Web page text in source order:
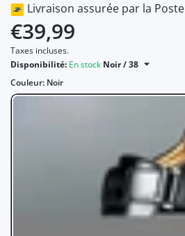
Livraison assurée par la Poste
€39,99
Taxes incluses.
Disponibilité: En stock Noir / 38
Couleur: Noir